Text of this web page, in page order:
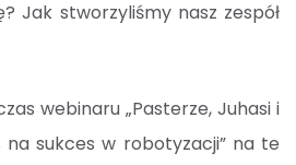
Jak stworzyliśmy nasz zespół
webinaru „Pasterze, Juhasi i
sukces w robotyzacji” na te